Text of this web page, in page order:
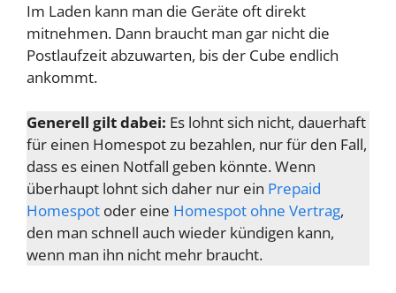
Im Laden kann man die Geräte oft direkt
mitnehmen. Dann braucht man gar nicht die
Postlaufzeit abzuwarten, bis der Cube endlich
ankommt.
Generell gilt dabei: Es lohnt sich nicht, dauerhaft
für einen Homespot zu bezahlen, nur für den Fall,
dass es einen Notfall geben könnte. Wenn
überhaupt lohnt sich daher nur ein Prepaid
Homespot oder eine Homespot ohne Vertrag,
den man schnell auch wieder kündigen kann,
wenn man ihn nicht mehr braucht.